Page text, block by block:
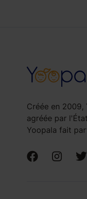
Créée en 2009,
agréée par
Yoopala fait